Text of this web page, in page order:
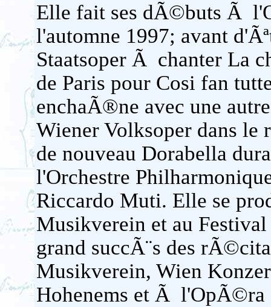
Elle fait ses dÃ©buts Ã
l'automne 1997; avant
Staatsoper Ã chanter La
de Paris pour Cosi fan
enchaÃ®ne avec une
Wiener Volksoper dans le
de nouveau Dorabella
l'Orchestre
Riccardo Muti. Elle se
Musikverein et au
grand succÃ¨s des
Musikverein, Wien
Hohenems et Ã l'OpÃ©ra